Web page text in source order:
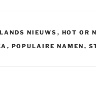
NIEUWS , HOT OR
, POPULAIRE NAMEN ,